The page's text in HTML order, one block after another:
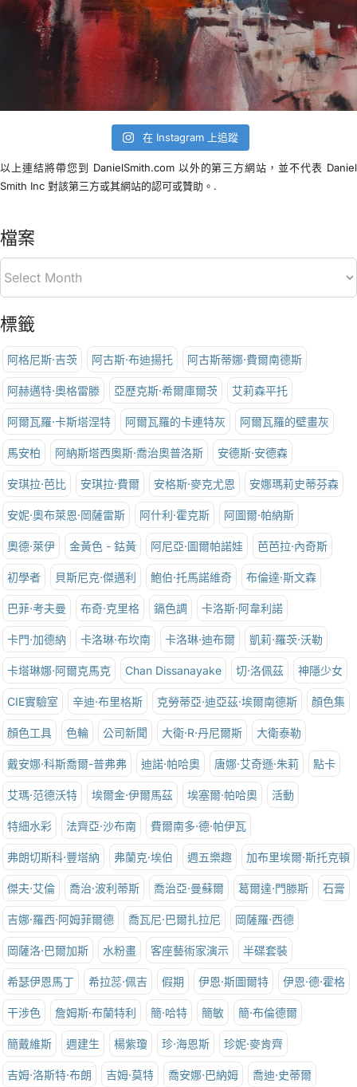
在 Instagram 上追蹤
以上連結將帶您到 DanielSmith.com 以外的第三方網站，並不代表 Daniel
Smith Inc 對該第三方或其網站的認可或贊助。.
檔案
標籤
阿格尼斯·吉茨 阿古斯·布迪揚托 阿古斯蒂娜·費爾南德斯
阿赫邁特·奧格雷滕 亞歷克斯·希爾庫爾茨 艾莉森平托
阿爾瓦羅·卡斯塔涅特 阿爾瓦羅的卡連特灰 阿爾瓦羅的壁畫灰
馬安柏 阿納斯塔西奧斯·喬治奧普洛斯 安德斯·安德森
安琪拉·芭比 安琪拉·費爾 安格斯·麥克尤恩 安娜瑪莉史蒂芬森
安妮·奧布萊恩·岡薩雷斯 阿什利·霍克斯 阿圖爾·帕納斯
奧德·萊伊 金黃色 - 鈷黃 阿尼亞·圖爾帕諾娃 芭芭拉·內奇斯
初學者 貝斯尼克·傑邁利 鮑伯·托馬諾維奇 布倫達·斯文森
巴菲·考夫曼 布奇·克里格 鎘色調 卡洛斯·阿韋利諾
卡門·加德納 卡洛琳·布坎南 卡洛琳·迪布爾 凱莉·羅茨·沃勒
卡塔琳娜·阿爾克馬克 Chan Dissanayake 切·洛佩茲 神隱少女
CIE實驗室 辛迪·布里格斯 克勞蒂亞·迪亞茲·埃爾南德斯 顏色集
顏色工具 色輪 公司新聞 大衛·R·丹尼爾斯 大衛泰勒
戴安娜·科斯喬爾-普弗弗 迪諾·帕哈奧 唐娜·艾奇遜·朱莉 點卡
艾瑪·范德沃特 埃爾金·伊爾馬茲 埃塞爾·帕哈奧 活動
特細水彩 法齊亞·沙布南 費爾南多·德·帕伊瓦
弗朗切斯科·豐塔納 弗蘭克·埃伯 週五樂趣 加布里埃爾·斯托克頓
傑夫·艾倫 喬治·波利蒂斯 喬治亞·曼蘇爾 葛爾達·門滕斯 石膏
吉娜·羅西·阿姆菲爾德 喬瓦尼·巴爾扎拉尼 岡薩羅·西德
岡薩洛·巴爾加斯 水粉畫 客座藝術家演示 半碟套裝
希瑟伊恩馬丁 希拉蕊·佩吉 假期 伊恩·斯圖爾特 伊恩·德·霍格
干涉色 詹姆斯·布蘭特利 簡·哈特 簡敏 簡·布倫德爾
簡戴維斯 週建生 楊紫瓊 珍·海恩斯 珍妮·麥肯齊
吉姆·洛斯特·布朗 吉姆·莫特 喬安娜·巴納姆 喬迪·史蒂爾